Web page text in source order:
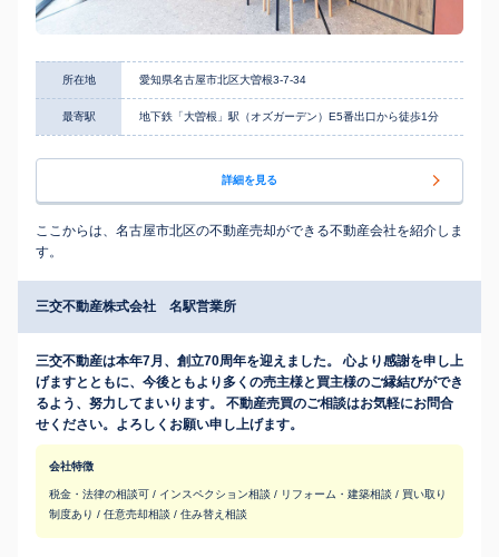
所在地 愛知県名古屋市北区大曽根3-7-34
最寄駅 地下鉄「大曽根」駅（オズガーデン）E5番出口から徒歩1分
詳細を見る
ここからは、名古屋市北区の不動産売却ができる不動産会社を紹介しま
す。
三交不動産株式会社 名駅営業所
三交不動産は本年7月、創立70周年を迎えました。 心より感謝を申し上
げますとともに、今後ともより多くの売主様と買主様のご縁結びができ
るよう、努力してまいります。 不動産売買のご相談はお気軽にお問合
せください。よろしくお願い申し上げます。
会社特徴
税金・法律の相談可 / インスペクション相談 / リフォーム・建築相談 / 買い取り
制度あり / 任意売却相談 / 住み替え相談